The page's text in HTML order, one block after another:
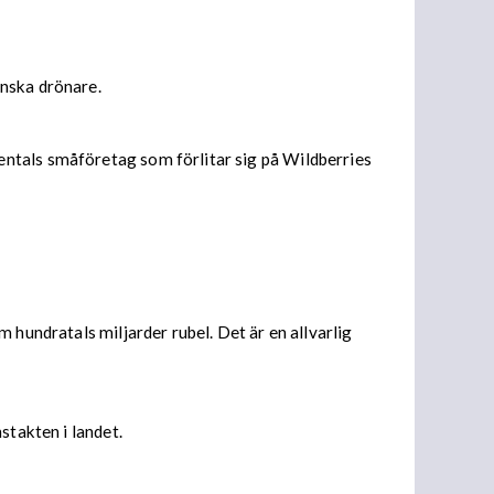
drönare.
småföretag som förlitar sig på Wildberries
hundratals miljarder rubel. Det är en allvarlig
i landet.